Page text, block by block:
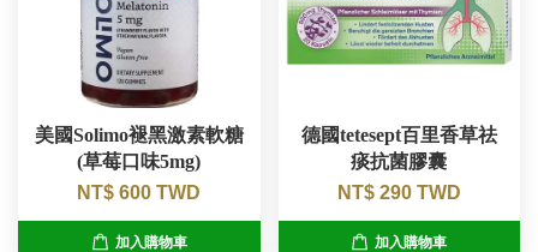
美國Solimo褪黑激素軟糖
(草莓口味5mg)
NT$ 600 TWD
加入購物車
德國tetesept百里香草祛
痰抗菌膠囊
NT$ 290 TWD
加入購物車